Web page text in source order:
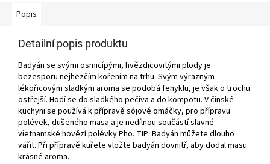
Popis
Detailní popis produktu
Badyán se svými osmicípými, hvězdicovitými plody je
bezesporu nejhezčím kořením na trhu. Svým výrazným
lékořicovým sladkým aroma se podobá fenyklu, je však o trochu
ostřejší. Hodí se do sladkého pečiva a do kompotu. V čínské
kuchyni se používá k přípravě sójové omáčky, pro přípravu
polévek, dušeného masa a je nedílnou součástí slavné
vietnamské hovězí polévky Pho. TIP: Badyán můžete dlouho
vařit. Při přípravě kuřete vložte badyán dovnitř, aby dodal masu
krásné aroma.